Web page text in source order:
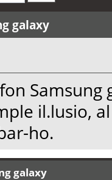
galaxy
il.lusio,
ho.
galaxy